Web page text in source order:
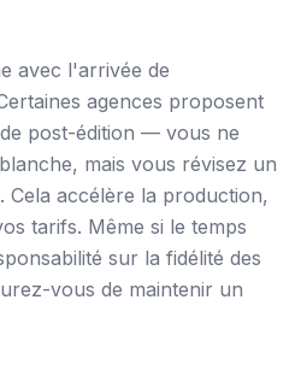
avec l'arrivée de
agences proposent
post-édition — vous ne
mais vous révisez un
Cela accélère la production,
tarifs. Même si le temps
sur la fidélité des
vous de maintenir un